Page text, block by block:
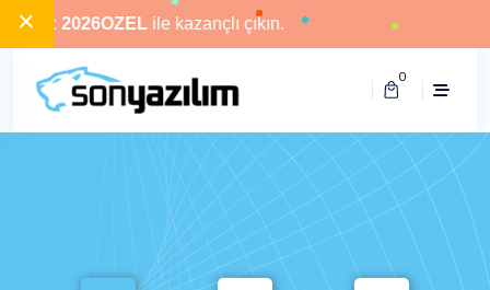
× 2026OZELile kazançlı çıkın.
0